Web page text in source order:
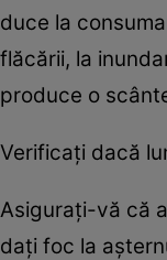
duce la
flăcării, la
produce o
Verificaţi dacă
Asiguraţi-vă că
daţi foc la